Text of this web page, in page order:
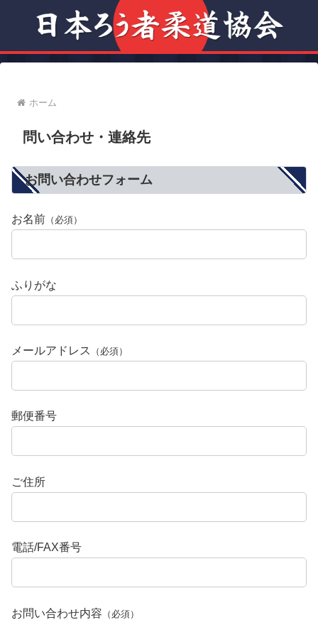
ホーム
問い合わせ・連絡先
お問い合わせフォーム
お名前 （必須）
ふりがな
メールアドレス （必須）
郵便番号
ご住所
電話/FAX番号
お問い合わせ内容 （必須）